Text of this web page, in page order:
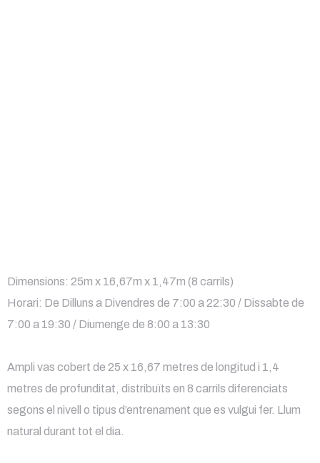
Dimensions: 25m x 16,67m x 1,47m (8 carrils)
Horari: De Dilluns a Divendres de 7:00 a 22:30 / Dissabte de
7:00 a 19:30 / Diumenge de 8:00 a 13:30
Ampli vas cobert de 25 x 16,67 metres de longitud i 1,4
metres de profunditat, distribuïts en 8 carrils diferenciats
segons el nivell o tipus d’entrenament que es vulgui fer. Llum
natural durant tot el dia.